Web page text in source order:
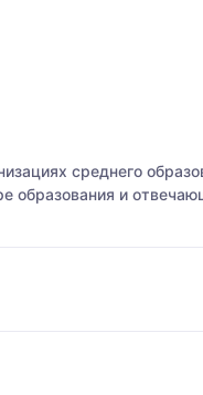
среднего
образования и